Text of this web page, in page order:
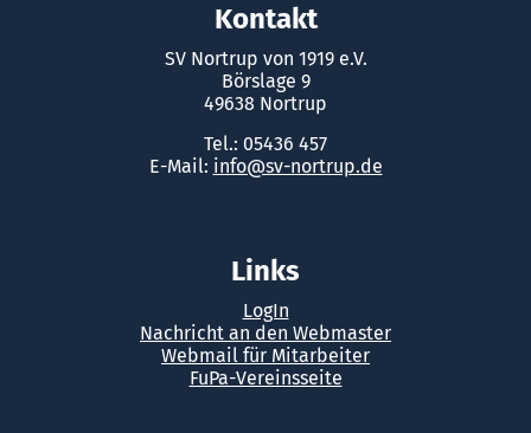
Kontakt
SV Nortrup von 1919 e.V.
Börslage 9
49638 Nortrup
Tel.: 05436 457
E-Mail: info@sv-nortrup.de
Links
LogIn
Nachricht an den Webmaster
Webmail für Mitarbeiter
FuPa-Vereinsseite